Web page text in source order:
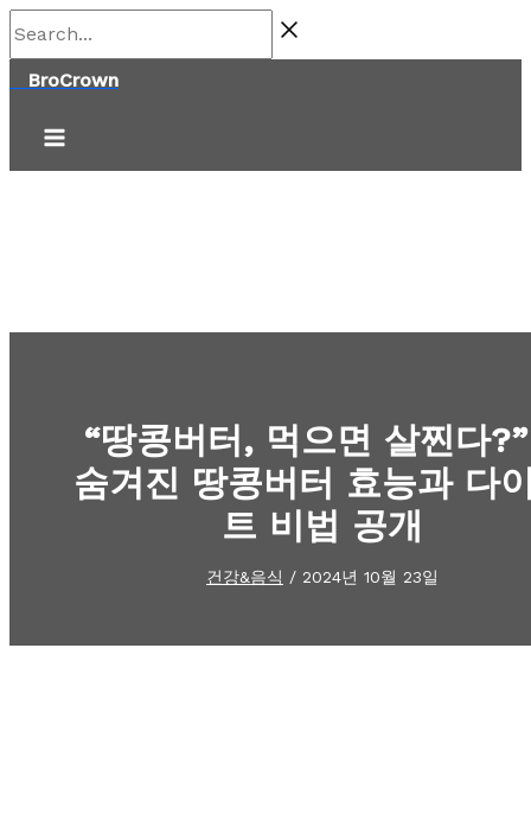
콘
기
Search...
BroCrown
“땅콩버터, 먹으면 살찐다
숨겨진 땅콩버터 효능과 다
트 비법 공개
건강&음식 / 2024년 10월 23일